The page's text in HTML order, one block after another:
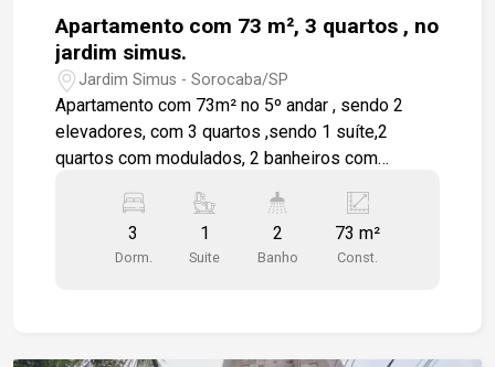
Apartamento com 73 m², 3 quartos , no
jardim simus.
Jardim Simus - Sorocaba/SP
Apartamento com 73m² no 5º andar , sendo 2
elevadores, com 3 quartos ,sendo 1 suíte,2
quartos com modulados, 2 banheiros com
equipada ,com armários ,área de serviço , 1 vaga
de garagem coberta ,área de lazer ,portaria 24 h,
próximos a escola e mercados.
3
Dorm.
1
Suite
2
Banho
73 m²
Const.